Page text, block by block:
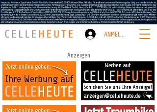
ANMELDEN
Anzeigen